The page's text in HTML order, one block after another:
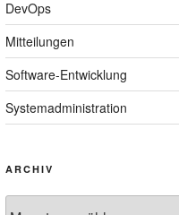
DevOps
Mitteilungen
Software-Entwicklung
Systemadministration
ARCHIV